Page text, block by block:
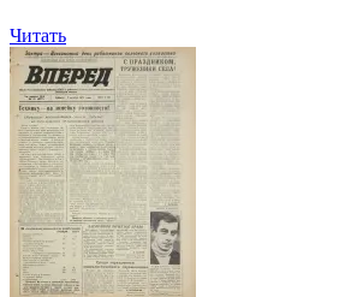
Читать